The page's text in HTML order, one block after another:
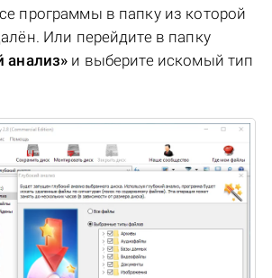
программы в папку из которой
Или перейдите в папку
анализ» и выберите искомый тип